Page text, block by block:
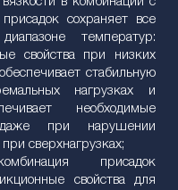
сохраняет все
температур:
свойства при низких
стабильную
нагрузках и
необходимые
даже при нарушении
сверхнагрузках;
присадок
свойства для